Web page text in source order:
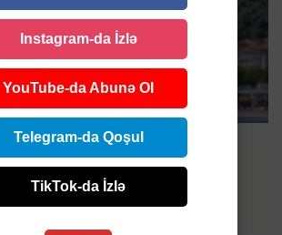
çevrildi: turistlər 50 metr
düşdü
Instagram-da İzlə
YouTube-da Abunə Ol
Telegram-da Qoşul
TikTok-da İzlə